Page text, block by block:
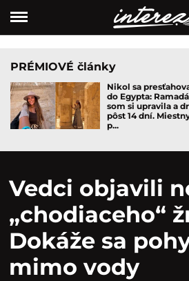
PRÉMIOVÉ články
Nikol sa
do Egypta:
som si upravila a
pôst 14 dní.
p...
Vedci objavili
„chodiaceho“
Dokáže sa
mimo vody